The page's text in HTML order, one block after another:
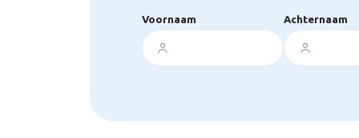
Voornaam Achternaam